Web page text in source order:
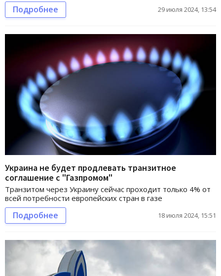
Подробнее 29 июля 2024, 13:54
Украина не будет продлевать транзитное
соглашение с "Газпромом"
Транзитом через Украину сейчас проходит только 4% от
всей потребности европейских стран в газе
Подробнее 18 июля 2024, 15:51